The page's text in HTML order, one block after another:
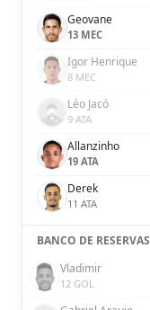
Geovane
13 MEC
Igor Henrique
8 MEC
Léo Jacó
9 ATA
Allanzinho
19 ATA
Derek
11 ATA
BANCO DE RESERVAS
Vladimir
12 GOL